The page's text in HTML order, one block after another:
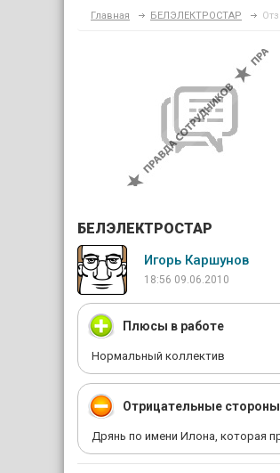
Главная БЕЛЭЛЕКТРОСТАР
БЕЛЭЛЕКТРОСТАР
Игорь Каршунов
18:56 09.06.2010
Плюсы в работе
Нормальный коллектив
Отрицательные стороны
Дрянь по имени Илона, которая